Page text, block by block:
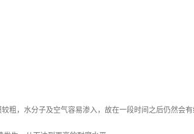
粗，水分子及空气容易渗入，故在一段时间之后仍然会